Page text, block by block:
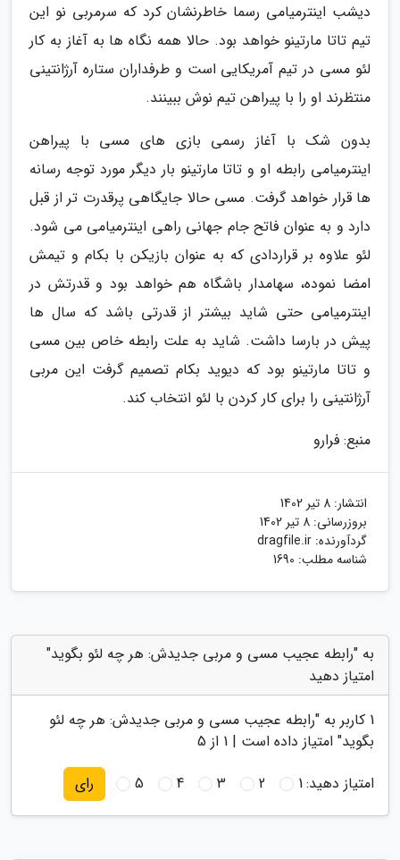
دیشب اینترمیامی رسما خاطرنشان کرد که سرمربی نو این
تیم تاتا مارتینو خواهد بود. حالا همه نگاه ها به آغاز به کار
لئو مسی در تیم آمریکایی است و طرفداران ستاره آرژانتینی
منتظرند او را با پیراهن تیم نوش ببینند.
بدون شک با آغاز رسمی بازی های مسی با پیراهن
اینترمیامی رابطه او و تاتا مارتینو بار دیگر مورد توجه رسانه
ها قرار خواهد گرفت. مسی حالا جایگاهی پرقدرت تر از قبل
دارد و به عنوان فاتح جام جهانی راهی اینترمیامی می شود.
لئو علاوه بر قراردادی که به عنوان بازیکن با بکام و تیمش
امضا نموده، سهامدار باشگاه هم خواهد بود و قدرتش در
اینترمیامی حتی شاید بیشتر از قدرتی باشد که سال ها
پیش در بارسا داشت. شاید به علت رابطه خاص بین مسی
و تاتا مارتینو بود که دیوید بکام تصمیم گرفت این مربی
آرژانتینی را برای کار کردن با لئو انتخاب کند.
منبع: فرارو
انتشار: 8 تیر 1402
بروزرسانی: 8 تیر 1402
گردآورنده: dragfile.ir
شناسه مطلب: 1690
به "رابطه عجیب مسی و مربی جدیدش: هر چه لئو بگوید"
امتیاز دهید
1 کاربر به "رابطه عجیب مسی و مربی جدیدش: هر چه لئو
بگوید" امتیاز داده است | 1 از 5
امتیاز دهید:1
2
3
4
5 رای